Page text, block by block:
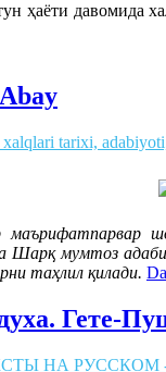
ҳаёти давомида
tarixi,
мумтоз
таҳлил қилади.
Гете-
НА РУССКОМ -